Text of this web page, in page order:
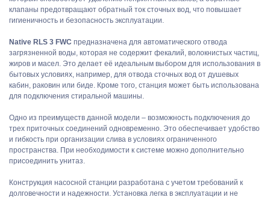
клапаны предотвращают обратный ток сточных вод, что повышает
гигиеничность и безопасность эксплуатации.
Native RLS 3 FWC предназначена для автоматического отвода
загрязненной воды, которая не содержит фекалий, волокнистых частиц,
жиров и масел. Это делает её идеальным выбором для использования в
бытовых условиях, например, для отвода сточных вод от душевых
кабин, раковин или биде. Кроме того, станция может быть использована
для подключения стиральной машины.
Одно из преимуществ данной модели – возможность подключения до
трех приточных соединений одновременно. Это обеспечивает удобство
и гибкость при организации слива в условиях ограниченного
пространства. При необходимости к системе можно дополнительно
присоединить унитаз.
Конструкция насосной станции разработана с учетом требований к
долговечности и надежности. Установка легка в эксплуатации и не